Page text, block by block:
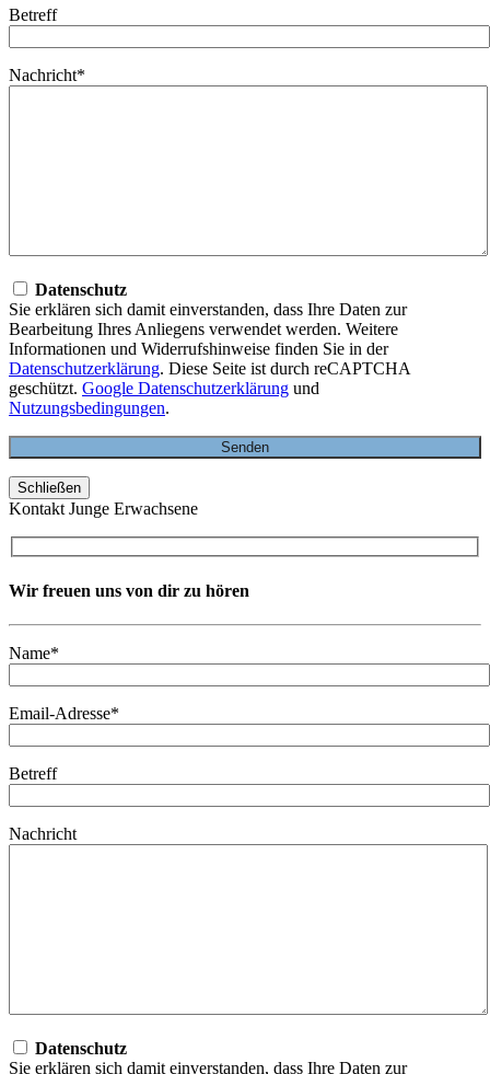
Betreff
Nachricht*
Datenschutz
Sie erklären sich damit einverstanden, dass Ihre Daten zur
Bearbeitung Ihres Anliegens verwendet werden. Weitere
Informationen und Widerrufshinweise finden Sie in der
Datenschutzerklärung. Diese Seite ist durch reCAPTCHA
geschützt. Google Datenschutzerklärung und
Nutzungsbedingungen.
Schließen
Kontakt Junge Erwachsene
Wir freuen uns von dir zu hören
Name*
Email-Adresse*
Betreff
Nachricht
Datenschutz
Sie erklären sich damit einverstanden, dass Ihre Daten zur